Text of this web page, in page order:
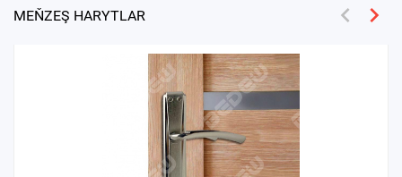
MEŇZEŞ HARYTLAR